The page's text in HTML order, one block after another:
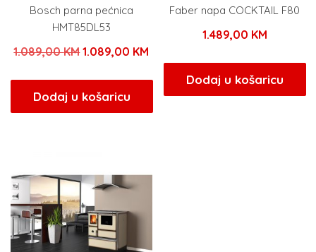
Bosch parna pećnica
HMT85DL53
1.089,00KMIzvorna
bila
je:
1.089,00 KM
1.089,00 KM.
Dodaj u košaricu
Faber napa COCKTAIL F80
1.489,00 KM
Dodaj u košaricu